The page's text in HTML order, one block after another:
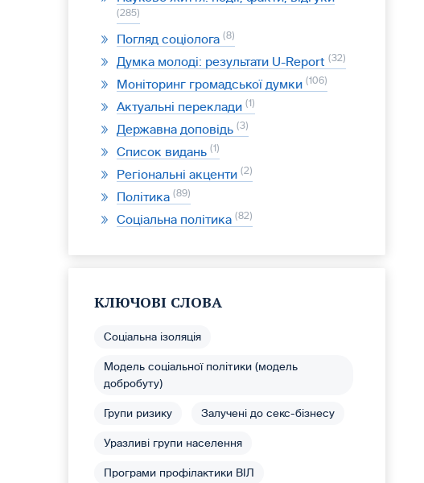
285
Погляд соціолога 8
Думка молоді: результати U-Report 32
Моніторинг громадської думки 106
Актуальні переклади 1
Державна доповідь 3
Список видань 1
Регіональні акценти 2
Політика 89
Соціальна політика 82
КЛЮЧОВІ СЛОВА
Соціальна ізоляція
Модель соціальної політики (модель
добробуту)
Групи ризику Залучені до секс-бізнесу
Уразливі групи населення
Програми профілактики ВІЛ